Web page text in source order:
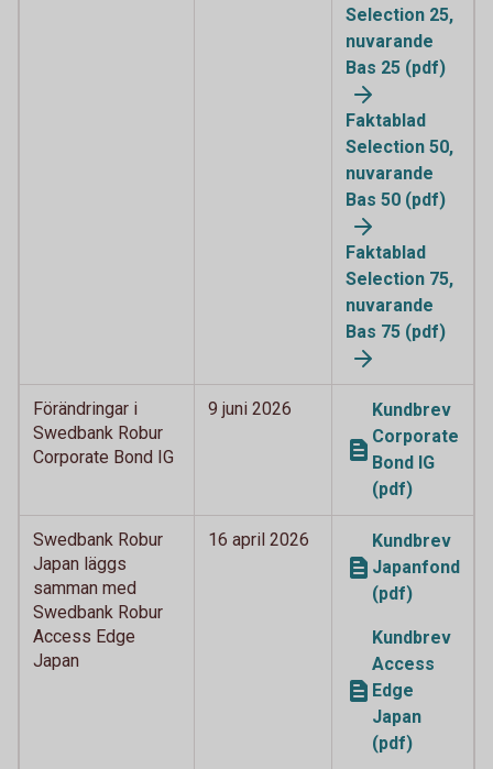
Selection 25,
nuvarande
Bas 25 (pdf)
Faktablad
Selection 50,
nuvarande
Bas 50 (pdf)
Faktablad
Selection 75,
nuvarande
Bas 75 (pdf)
Förändringar i
Swedbank Robur
Corporate Bond IG
9 juni 2026
Kundbrev
Corporate
Bond IG
(pdf)
Swedbank Robur
Japan läggs
samman med
Swedbank Robur
Access Edge
Japan
16 april 2026
Kundbrev
Japanfond
(pdf)
Kundbrev
Access
Edge
Japan
(pdf)